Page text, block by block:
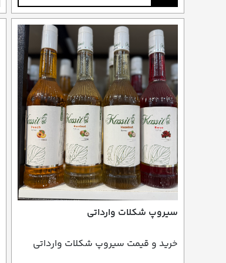
سیروپ شکلات وارداتی
خرید و قیمت سیروپ شکلات وارداتی